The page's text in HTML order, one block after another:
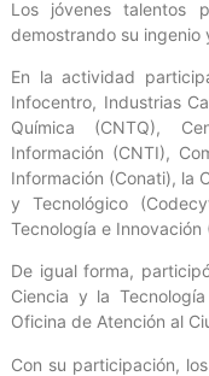
Los jóvenes talentos
demostrando su ingenio
En la actividad
Infocentro, Industrias
Química (CNTQ),
Información (CNTI),
Información (Conati), la
y Tecnológico
Tecnología e Innovación
De igual forma,
Ciencia y la
Oficina de Atención al
Con su participación,